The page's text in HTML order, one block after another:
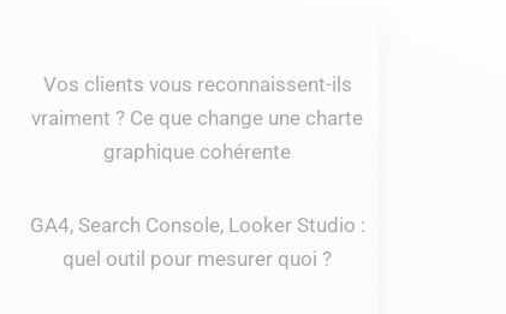
Vos clients vous reconnaissent-ils
vraiment ? Ce que change une charte
graphique cohérente
GA4, Search Console, Looker Studio :
quel outil pour mesurer quoi ?